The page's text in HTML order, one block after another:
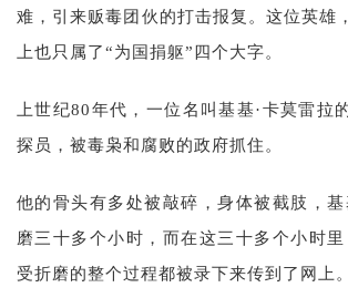
难，引来贩毒团伙的打击报复。这位英雄
上也只属了“为国捐躯”四个大字。
上世纪80年代，一位名叫基基·卡莫雷拉
探员，被毒枭和腐败的政府抓住。
他的骨头有多处被敲碎，身体被截肢，基
磨三十多个小时，而在这三十多个小时里
受折磨的整个过程都被录下来传到了网上。